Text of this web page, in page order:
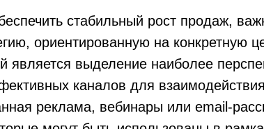
стабильный рост продаж,
ориентированную на конкретную
является выделение наиболее
каналов для
реклама, вебинары или email-